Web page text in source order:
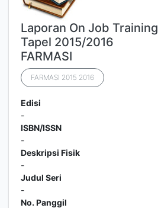
Laporan On Job Training
Tapel 2015/2016
FARMASI
FARMASI 2015 2016
Edisi
-
ISBN/ISSN
-
Deskripsi Fisik
-
Judul Seri
-
No. Panggil